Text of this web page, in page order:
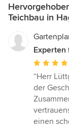
Teichbau in
Experten
5
von
5
Sternen
“Herr
der
einen